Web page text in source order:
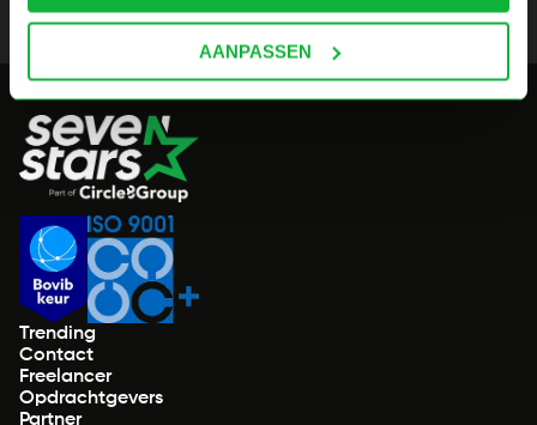
AANPASSEN
Trending
Contact
Freelancer
Opdrachtgevers
Partner